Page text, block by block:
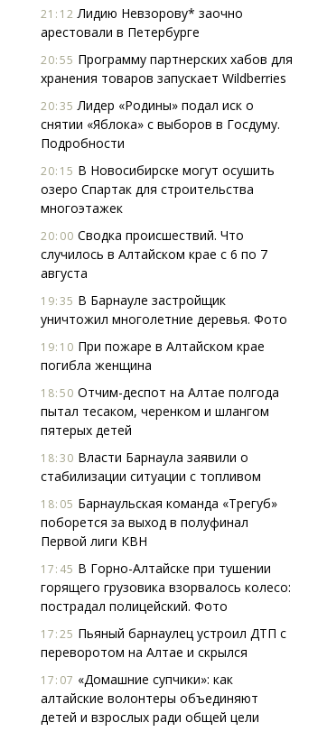
21:12 Лидию Невзорову* заочно
арестовали в Петербурге
20:55 Программу партнерских хабов для
хранения товаров запускает Wildberries
20:35 Лидер «Родины» подал иск о
снятии «Яблока» с выборов в Госдуму.
Подробности
20:15 В Новосибирске могут осушить
озеро Спартак для строительства
многоэтажек
20:00 Сводка происшествий. Что
случилось в Алтайском крае с 6 по 7
августа
19:35 В Барнауле застройщик
уничтожил многолетние деревья. Фото
19:10 При пожаре в Алтайском крае
погибла женщина
18:50 Отчим-деспот на Алтае полгода
пытал тесаком, черенком и шлангом
пятерых детей
18:30 Власти Барнаула заявили о
стабилизации ситуации с топливом
18:05 Барнаульская команда «Трегуб»
поборется за выход в полуфинал
Первой лиги КВН
17:45 В Горно-Алтайске при тушении
горящего грузовика взорвалось колесо:
пострадал полицейский. Фото
17:25 Пьяный барнаулец устроил ДТП с
переворотом на Алтае и скрылся
17:07 «Домашние супчики»: как
алтайские волонтеры объединяют
детей и взрослых ради общей цели